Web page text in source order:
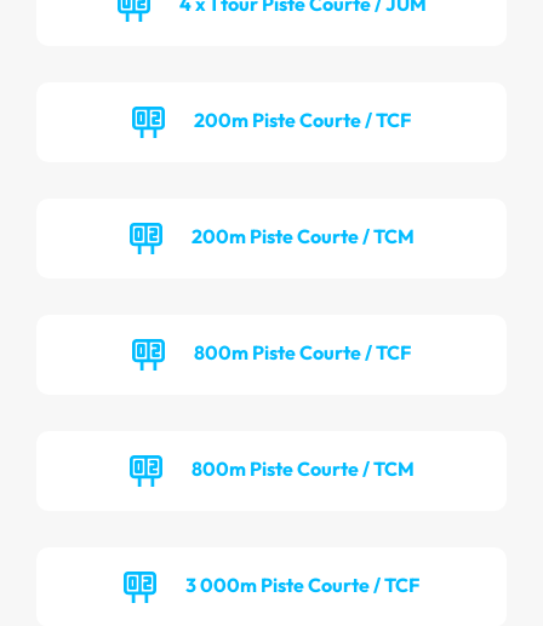
200m Piste Courte / TCF
200m Piste Courte / TCM
800m Piste Courte / TCF
800m Piste Courte / TCM
3 000m Piste Courte / TCF